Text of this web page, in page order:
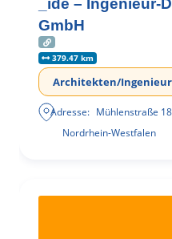
_ide –
GmbH
379.47 km
Architekten/
Adresse: Mühlenstraße
Nordrhein-Westfalen